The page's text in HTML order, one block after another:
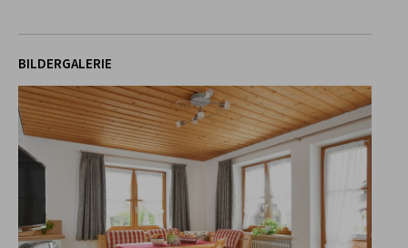
BILDERGALERIE